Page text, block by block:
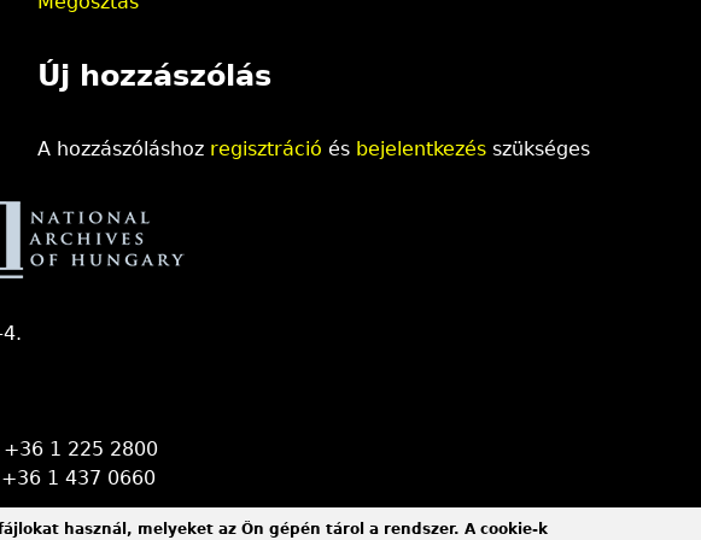
Új hozzászólás
A hozzászóláshoz regisztráció és bejelentkezés szükséges
1 225 2800
1 437 0660
(link
használ, melyeket az Ön gépén tárol a rendszer. A cookie-k